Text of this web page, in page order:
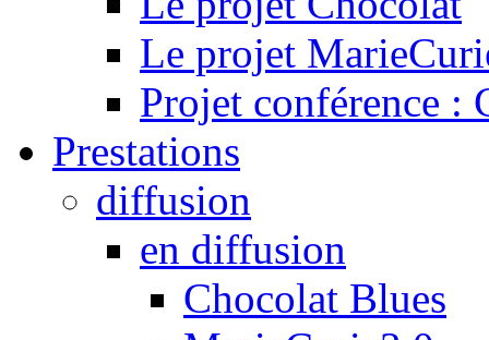
Le projet
Projet conférence :
Prestations
diffusion
en diffusion
Chocolat Blues